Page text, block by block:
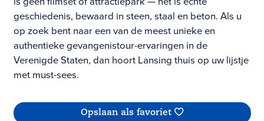
geschiedenis, bewaard in steen, staal en beton. Als u
op zoek bent naar een van de meest unieke en
authentieke gevangenistour-ervaringen in de
Verenigde Staten, dan hoort Lansing thuis op uw lijstje
met must-sees.
Opslaan als favoriet